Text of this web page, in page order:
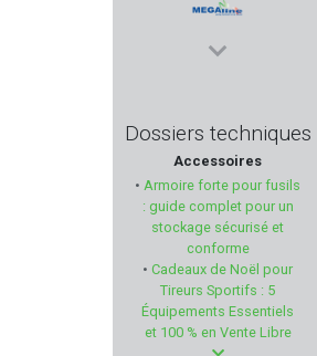
KUSTERMANN
MEGALINE
BRAVO COMPANY USA
HKS
REMINGTON
BP MAKER
Dossiers techniques
Accessoires
• Armoire forte pour fusils
: guide complet pour un
stockage sécurisé et
conforme
• Cadeaux de Noël pour
Tireurs Sportifs : 5
Équipements Essentiels
et 100 % en Vente Libre